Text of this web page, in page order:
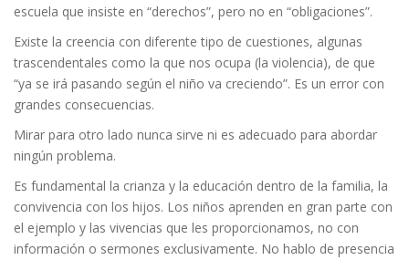
escuela que insiste en “derechos”, pero no en “obligaciones”.
Existe la creencia con diferente tipo de cuestiones, algunas
trascendentales como la que nos ocupa (la violencia), de que
“ya se irá pasando según el niño va creciendo”. Es un error con
grandes consecuencias.
Mirar para otro lado nunca sirve ni es adecuado para abordar
ningún problema.
Es fundamental la crianza y la educación dentro de la familia, la
convivencia con los hijos. Los niños aprenden en gran parte con
el ejemplo y las vivencias que les proporcionamos, no con
información o sermones exclusivamente. No hablo de presencia